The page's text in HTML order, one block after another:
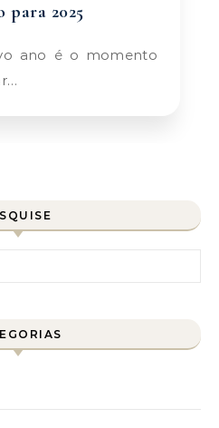
para 2025